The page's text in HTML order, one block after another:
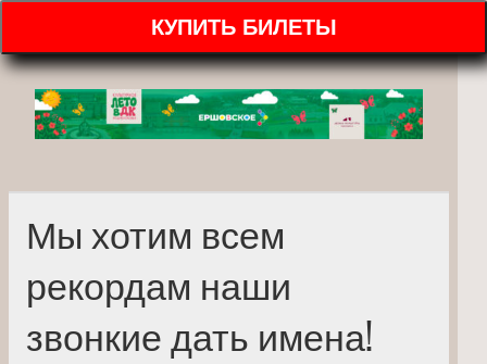
КУПИТЬ БИЛЕТЫ
Мы хотим всем
рекордам наши
звонкие дать имена!